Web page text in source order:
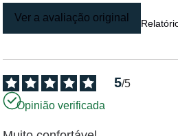
Ver a avaliação original
5/5
Opinião verificada